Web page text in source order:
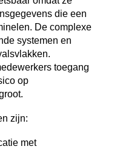
die een
De complexe
systemen en
toegang
op
zijn:
met